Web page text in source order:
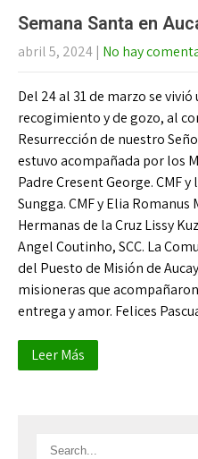
Semana Santa en
abril 5, 2024 | No hay
Del 24 al 31 de marzo se
recogimiento y de gozo, al
Resurrección de nuestro
estuvo acompañada por los
Padre Cresent George. CMF
Sungga. CMF y Elia Romanus
Hermanas de la Cruz Lissy
Angel Coutinho, SCC. La
del Puesto de Misión de
misioneras que
entrega y amor. Felices
Leer Más